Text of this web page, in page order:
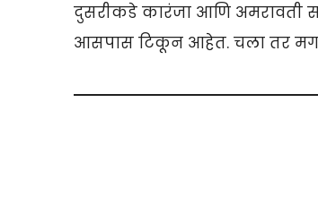
दुसरीकडे कारंजा आणि अमरावती
आसपास टिकून आहेत. चला तर